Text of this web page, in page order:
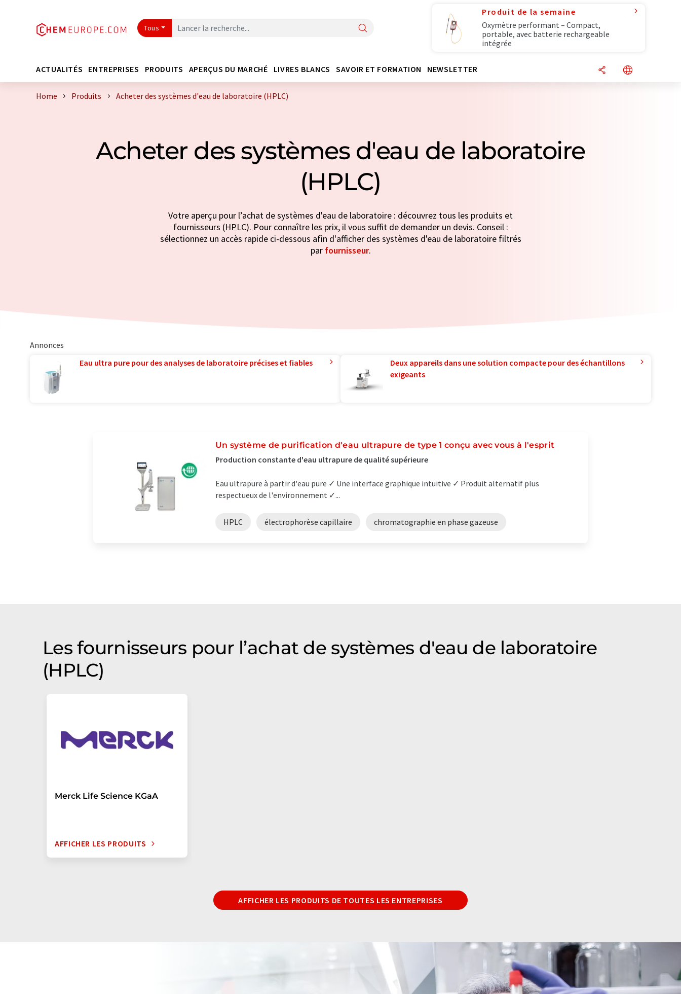
Tous
Produit de la semaine
Oxymètre performant – Compact,
portable, avec batterie rechargeable
intégrée
ACTUALITÉS ENTREPRISES PRODUITS APERÇUS DU MARCHÉ LIVRES BLANCS SAVOIR ET FORMATION NEWSLETTER
Home Produits Acheter des systèmes d'eau de laboratoire (HPLC)
Acheter des systèmes d'eau de laboratoire
(HPLC)
Votre aperçu pour l’achat de systèmes d'eau de laboratoire : découvrez tous les produits et
fournisseurs (HPLC). Pour connaître les prix, il vous suffit de demander un devis. Conseil :
sélectionnez un accès rapide ci-dessous afin d'afficher des systèmes d'eau de laboratoire filtrés
par fournisseur.
Annonces
Eau ultra pure pour des analyses de laboratoire précises et fiables
Deux appareils dans une solution compacte pour des échantillons
exigeants
Un système de purification d'eau ultrapure de type 1 conçu avec vous à l'esprit
Production constante d'eau ultrapure de qualité supérieure
Eau ultrapure à partir d'eau pure ✓ Une interface graphique intuitive ✓ Produit alternatif plus
respectueux de l'environnement ✓...
HPLC électrophorèse capillaire chromatographie en phase gazeuse
Les fournisseurs pour l’achat de systèmes d'eau de laboratoire
(HPLC)
Merck Life Science KGaA
AFFICHER LES PRODUITS
AFFICHER LES PRODUITS DE TOUTES LES ENTREPRISES